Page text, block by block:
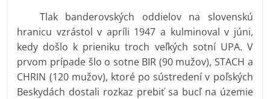
Tlak banderovských oddielov na slovenskú
hranicu vzrástol v apríli 1947 a kulminoval v júni,
kedy došlo k prieniku troch veľkých sotní UPA. V
prvom prípade šlo o sotne BIR (90 mužov), STACH a
CHRIN (120 mužov), ktoré po sústredení v poľských
Beskydách dostali rozkaz prebiť sa bucľ na územie